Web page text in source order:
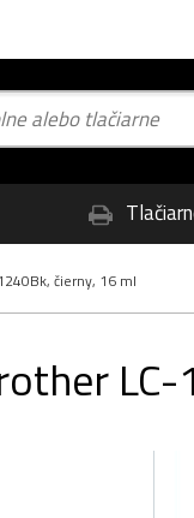
čierny, 16 ml